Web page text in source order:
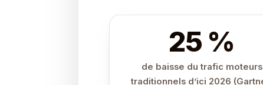
25 %
de baisse du trafic moteurs
traditionnels d’ici 2026